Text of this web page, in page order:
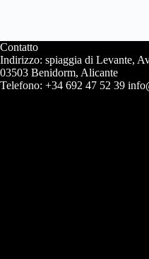
Contatto
Indirizzo: spiaggia di Levante,
03503 Benidorm, Alicante
Telefono: +34 692 47 52 39